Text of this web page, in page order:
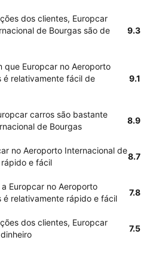
dos clientes, Europcar
de Bourgas são de
9.3
que Europcar no Aeroporto
é relativamente fácil de
9.1
carros são bastante
de Bourgas
8.9
no Aeroporto Internacional de
e fácil
8.7
Europcar no Aeroporto
é relativamente rápido e fácil
7.8
dos clientes, Europcar
7.5